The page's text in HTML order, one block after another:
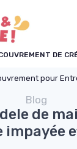
DE
pour
Blog
de